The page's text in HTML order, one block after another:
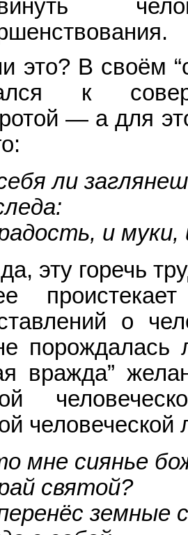
это? В своём
к
— а для
ли
и
эту горечь
о
порождалась
вражда”
человеческой
мне сиянье
святой?
земные